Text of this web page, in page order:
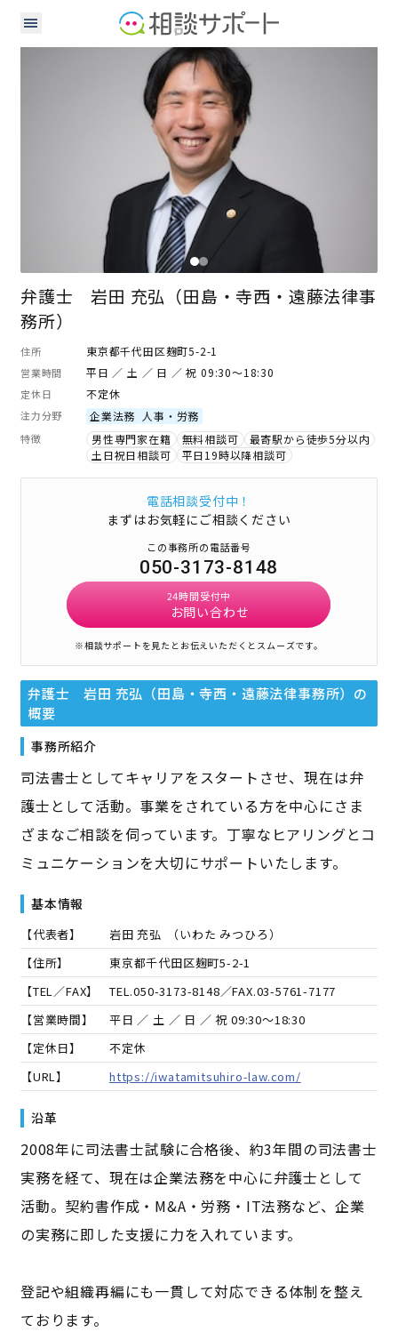
司法書士
弁護士 岩田 充弘（田島・寺西・遠藤法律事
務所）
住所 東京都千代田区麹町5-2-1
営業時間 平日 ／ 土 ／ 日 ／ 祝 09:30～18:30
定休日 不定休
注力分野 企業法務 人事・労務
特徴 男性専門家在籍 無料相談可
最寄駅から徒歩5分以内
土日祝日相談可
平日19時以降相談可
電話相談受付中！
まずはお気軽にご相談ください
この事務所の電話番号
050-3173-8148
24時間受付中
お問い合わせ
※相談サポートを見たとお伝えいただくとスムーズです。
弁護士 岩田 充弘（田島・寺西・遠藤法律事務所） の
概要
事務所紹介
司法書士としてキャリアをスタートさせ、現在は弁
護士として活動。事業をされている方を中心にさま
ざまなご相談を伺っています。丁寧なヒアリングとコ
ミュニケーションを大切にサポートいたします。
基本情報
【代表者】 岩田 充弘 （いわた みつひろ）
【住所】
東京都千代田区麹町5-2-1
【TEL／FAX】
TEL.050-3173-8148／FAX.03-5761-7177
【営業時間】
平日 ／ 土 ／ 日 ／ 祝 09:30～18:30
【定休日】
不定休
【URL】
https://iwatamitsuhiro-law.com/
沿革
2008年に司法書士試験に合格後、約3年間の司法書士
実務を経て、現在は企業法務を中心に弁護士として
活動。契約書作成・M&A・労務・IT法務など、企業
の実務に即した支援に力を入れています。
登記や組織再編にも一貫して対応できる体制を整え
ております。